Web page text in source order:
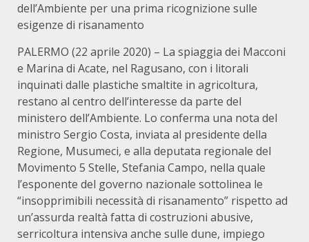
dell’Ambiente per una prima ricognizione sulle
esigenze di risanamento
PALERMO (22 aprile 2020) – La spiaggia dei Macconi
e Marina di Acate, nel Ragusano, con i litorali
inquinati dalle plastiche smaltite in agricoltura,
restano al centro dell’interesse da parte del
ministero dell’Ambiente. Lo conferma una nota del
ministro Sergio Costa, inviata al presidente della
Regione, Musumeci, e alla deputata regionale del
Movimento 5 Stelle, Stefania Campo, nella quale
l’esponente del governo nazionale sottolinea le
“insopprimibili necessità di risanamento” rispetto ad
un’assurda realtà fatta di costruzioni abusive,
serricoltura intensiva anche sulle dune, impiego